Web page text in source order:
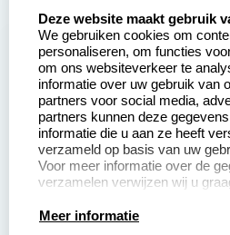
Aanvraag op maat
Betaling &
Verzending
Wederverkoper
worden
Sale
Productinformatie:
Deze website maakt gebruik
We gebruiken cookies om
personaliseren, om functies
om ons websiteverkeer te
informatie over uw gebruik van
partners voor social media,
partners kunnen deze
informatie die u aan ze heeft
verzameld op basis van uw
Voor meer informatie over de
verzamelen verwijzen wij u
Meer informatie